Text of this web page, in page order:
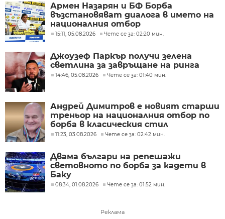
Армен Назарян и БФ Борба
възстановяват диалога в името на
националния отбор
15:11, 05.08.2026 Чете се за: 02:20 мин.
Джоузеф Паркър получи зелена
светлина за завръщане на ринга
14:46, 05.08.2026 Чете се за: 01:40 мин.
Андрей Димитров е новият старши
треньор на националния отбор по
борба в класическия стил
11:23, 03.08.2026 Чете се за: 02:42 мин.
Двама българи на репешажи
световното по борба за кадети в
Баку
08:34, 01.08.2026 Чете се за: 01:52 мин.
Реклама